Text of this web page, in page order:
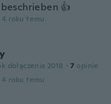
👍
4 roku temu
dołączenia 2018 · 7 opinie
4 roku temu